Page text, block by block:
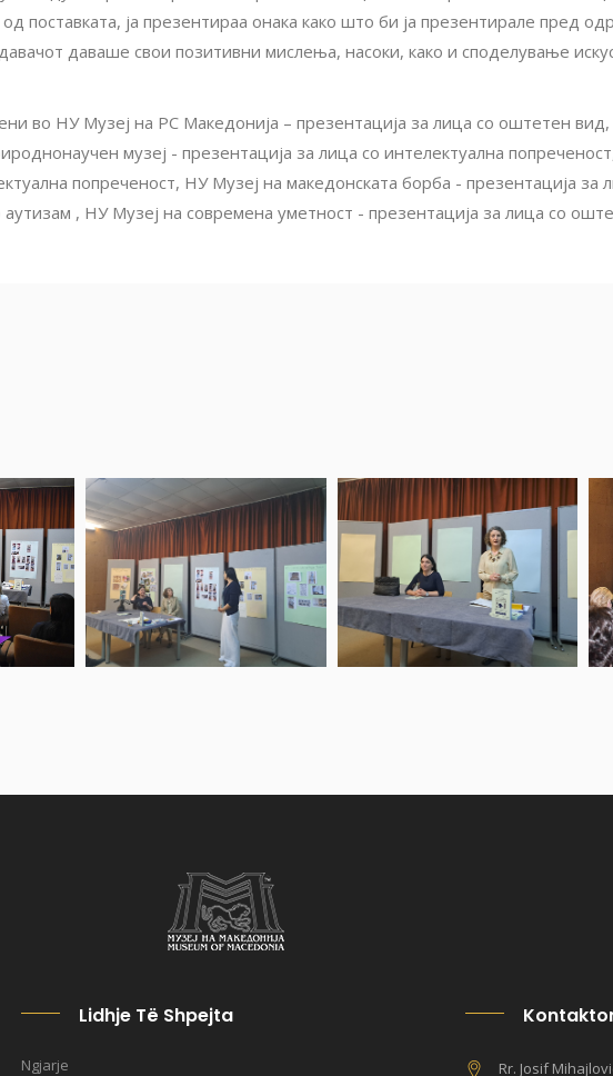
поставката, ја презентираа онака како што би ја презентирале пред
даваше свои позитивни мислења, насоки, како и споделување
во НУ Музеј на РС Македонија – презентација за лица со оштетен
музеј - презентација за лица со интелектуална
попреченост, НУ Музеј на македонската борба - презентација за
, НУ Музеј на современа уметност - презентација за лица со
Lidhje Të Shpejta
Ngjarje Rr. Josif